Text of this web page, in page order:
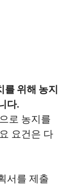
를 위해 농지
다.
로 농지를
요건은 다
서를 제출